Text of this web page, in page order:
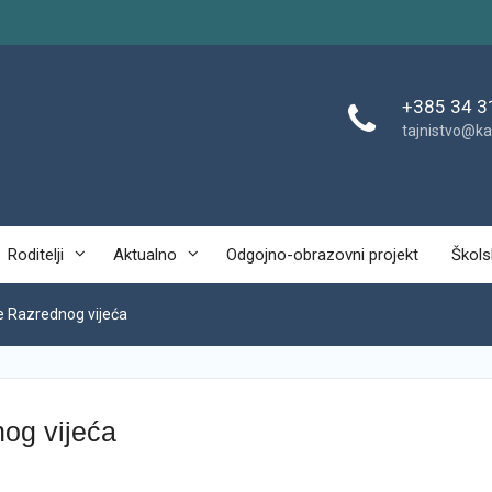
+385 34
Roditelji Aktualno Odgojno-obrazovni projekt
Razrednog vijeća
vijeća